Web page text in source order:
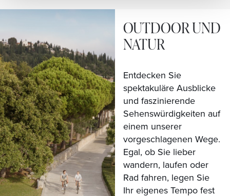
OUTDOOR UND
NATUR
Entdecken Sie
spektakuläre Ausblicke
und faszinierende
Sehenswürdigkeiten auf
einem unserer
vorgeschlagenen Wege.
Egal, ob Sie lieber
wandern, laufen oder
Rad fahren, legen Sie
Ihr eigenes Tempo fest